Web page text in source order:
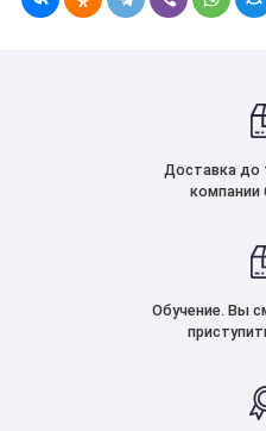
Доставка до
компании
Обучение. Вы